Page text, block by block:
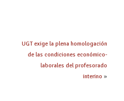
UGT exige la plena homologación
de las condiciones económico-
laborales del profesorado
interino »